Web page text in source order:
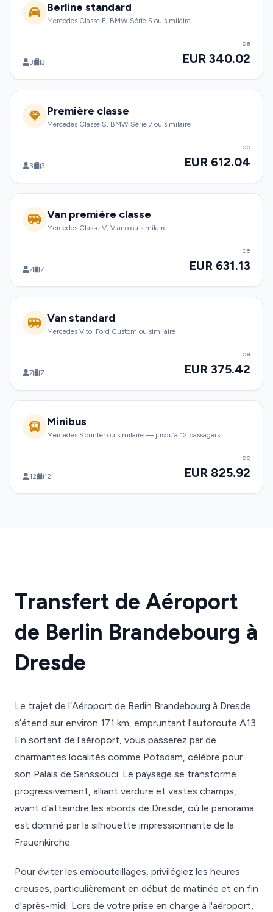
Berline standard
Mercedes Classe E, BMW Série 5 ou similaire
3 3
de
EUR 340.02
Première classe
Mercedes Classe S, BMW Série 7 ou similaire
3 3
de
EUR 612.04
Van première classe
Mercedes Classe V, Viano ou similaire
7 7
de
EUR 631.13
Van standard
Mercedes Vito, Ford Custom ou similaire
7 7
de
EUR 375.42
Minibus
Mercedes Sprinter ou similaire — jusqu’à 12 passagers
12 12
de
EUR 825.92
Transfert de Aéroport
de Berlin Brandebourg à
Dresde
Le trajet de l’Aéroport de Berlin Brandebourg à Dresde
s’étend sur environ 171 km, empruntant l'autoroute A13.
En sortant de l’aéroport, vous passerez par de
charmantes localités comme Potsdam, célèbre pour
son Palais de Sanssouci. Le paysage se transforme
progressivement, alliant verdure et vastes champs,
avant d'atteindre les abords de Dresde, où le panorama
est dominé par la silhouette impressionnante de la
Frauenkirche.
Pour éviter les embouteillages, privilégiez les heures
creuses, particulièrement en début de matinée et en fin
d'après-midi. Lors de votre prise en charge à l'aéroport,